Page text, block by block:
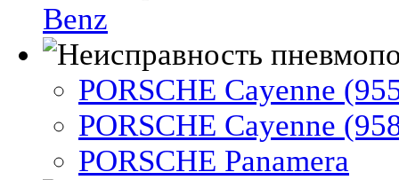
Benz
PORSCHE Cayenne
PORSCHE Cayenne
PORSCHE Panamera